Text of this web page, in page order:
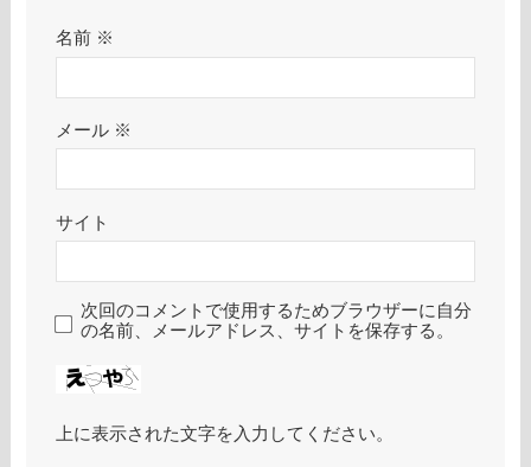
名前 ※
メール ※
サイト
次回のコメントで使用するためブラウザーに自分
の名前、メールアドレス、サイトを保存する。
上に表示された文字を入力してください。